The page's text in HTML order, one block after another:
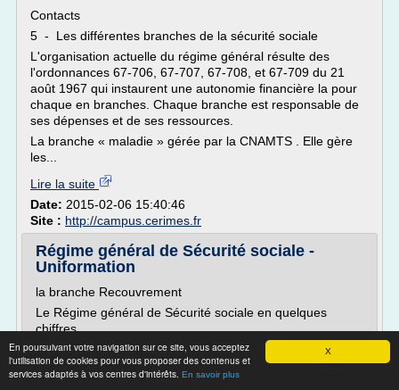
X
En poursuivant votre navigation sur ce site, vous acceptez
l'utilisation de cookies pour vous proposer des contenus et
services adaptés à vos centres d'intérêts. En savoir plus
Contacts
5 - Les différentes branches de la sécurité sociale
L'organisation actuelle du régime général résulte des
l'ordonnances 67-706, 67-707, 67-708, et 67-709 du 21
août 1967 qui instaurent une autonomie financière la pour
chaque en branches. Chaque branche est responsable de
ses dépenses et de ses ressources.
La branche « maladie » gérée par la CNAMTS . Elle gère
les...
Lire la suite
Date: 2015-02-06 15:40:46
Site : http://campus.cerimes.fr
Régime général de Sécurité sociale -
Uniformation
la branche Recouvrement
Le Régime général de Sécurité sociale en quelques
chiffres
Près de 159 000 salariés répartis dans les quatre
branches de législation et l'Interbranche: branche Maladie
(60,1% des effectifs), Famille (21,5%), Retraite (8,7%),